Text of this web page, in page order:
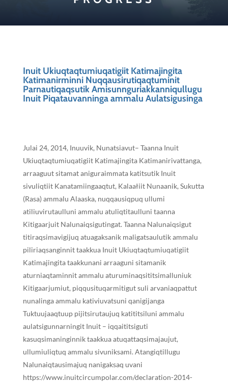
Inuit Ukiuqtaqtumiuqatigiit Katimajingita
Katimanirminni Nuqqausirutiqaqtuminit
Parnautiqaqsutik Amisunnguriakkanniqullugu
Inuit Piqatauvanninga ammalu Aulatsigusinga
Julai 24, 2014, Inuuvik, Nunatsiavut– Taanna Inuit
Ukiuqtaqtumiuqatigiit Katimajingita Katimanirivattanga,
arraaguut sitamat aniguraimmata katitsutik Inuit
sivuliqtiit Kanatamiingaaqtut, Kalaałiit Nunaanik, Sukutta
(Rasa) ammalu Alaaska, nuqqausiqpuq ullumi
atiliuvirutaulluni ammalu atuliqtitaulluni taanna
Kitigaarjuit Nalunaiqsigutingat. Taanna Nalunaiqsigut
titiraqsimavigijuq atuagaksanik maligatsaulutik ammalu
piliriaqsanginnit taakkua Inuit Ukiuqtaqtumiuqatigiit
Katimajingita taakkunani arraaguni sitamanik
aturniaqtaminnit ammalu aturuminaqsititsimalluniuk
Kitigaarjumiut, piqqusituqarmitigut suli arvaniaqpattut
nunalinga ammalu kativiuvatsuni qanigijanga
Tuktuujaaqtuup pijitsirutaujuq katititsiluni ammalu
aulatsigunnarningit Inuit – iqqaititsiguti
kasuqsimaninginnik taakkua atuqattaqsimajaujut,
ullumiuliqtuq ammalu sivuniksami. Atangiqtillugu
Nalunaiqtausimajuq nanigaksaq uvani
https://www.inuitcircumpolar.com/declaration-2014-